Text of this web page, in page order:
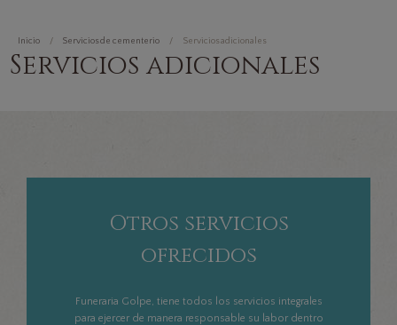
Inicio Servicios de cementerio Servicios adicionales
Servicios adicionales
Otros servicios
ofrecidos
Funeraria Golpe, tiene todos los servicios integrales
para ejercer de manera responsable su labor dentro